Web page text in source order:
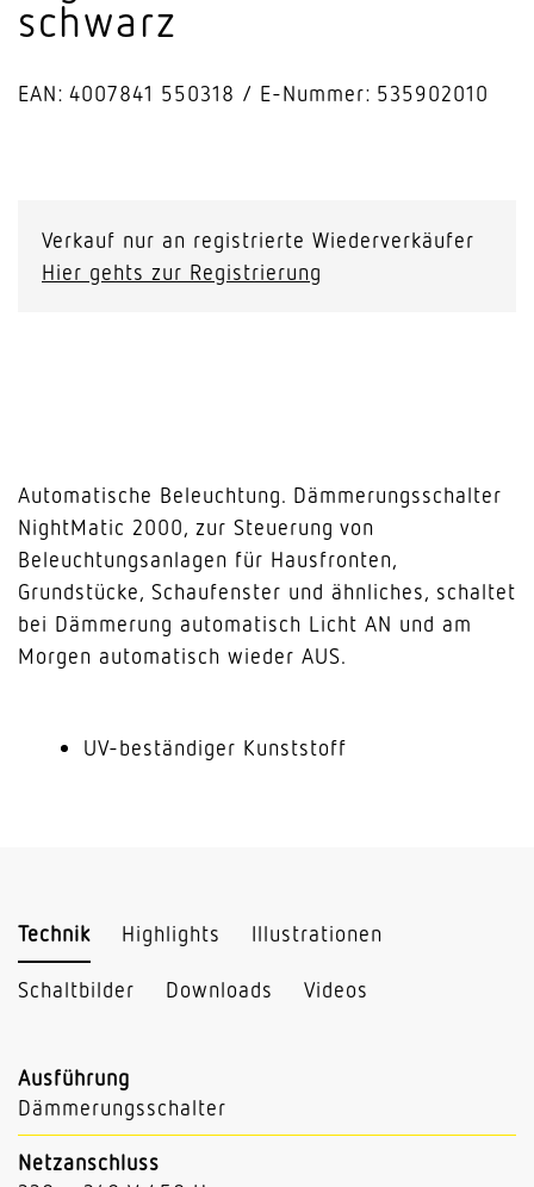
schwarz
EAN: 4007841 550318 E-Nummer: 535902010
schwarz
Menge
Verkauf nur an registrierte Wiederverkäufer
Hier gehts zur Registrierung
Automatische Beleuchtung. Dämmerungsschalter
NightMatic 2000, zur Steuerung von
Beleuchtungsanlagen für Hausfronten,
Grundstücke, Schaufenster und ähnliches, schaltet
bei Dämmerung automatisch Licht AN und am
Morgen automatisch wieder AUS.
UV-beständiger Kunststoff
Technik Highlights Illustrationen
Schaltbilder Downloads Videos
Ausführung
Dämmerungsschalter
Netzanschluss